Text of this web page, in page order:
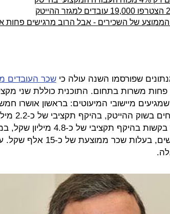
של השכירים - אבל הרוב מרגישים פחות
שפורסמו השנה עולה כי שכר העובדים
פחות משרות בתחום. התוכנית כוללת שני
מיישובי המיעוטים: בראשון אושרו
במקצה השני אושרו עשר בקשות בהיקף תקציבי של
יקלטו כ-50 מתמחים חדשים, בעלות